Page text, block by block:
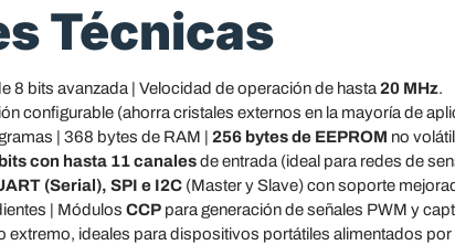
Técnicas
8 bits avanzada | Velocidad de operación de hasta20 MHz.
configurable (ahorra cristales externos en la mayoría de
| 368 bytes de RAM | 256 bytes de EEPROM no
con hasta 11 canalesde entrada (ideal para redes de
(Serial), SPI e I2C (Master y Slave) con soporte
| Módulos CCP para generación de señales PWM y
extremo, ideales para dispositivos portátiles alimentados por